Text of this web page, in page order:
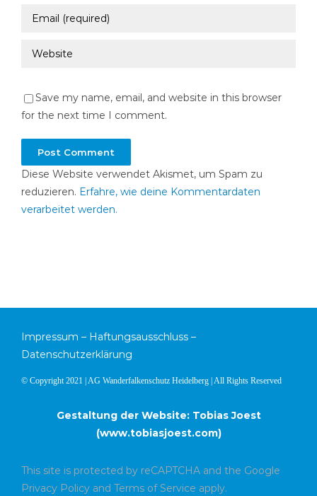
Save my name, email, and website in this browser
for the next time I comment.
Diese Website verwendet Akismet, um Spam zu
reduzieren. Erfahre, wie deine Kommentardaten
verarbeitet werden.
Impressum – Haftungsausschluss –
Datenschutzerklärung
© Copyright 2021 | AG Wanderfalkenschutz Heidelberg | All Rights Reserved
Gestaltung der Website: Tobias Joest
(www.tobiasjoest.com)
This site is protected by reCAPTCHA and the Google
Privacy Policy and Terms of Service apply.